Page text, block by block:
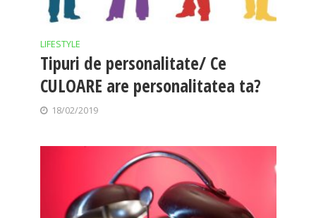
LIFESTYLE
Tipuri de personalitate/ Ce
CULOARE are personalitatea ta?
18/02/2019